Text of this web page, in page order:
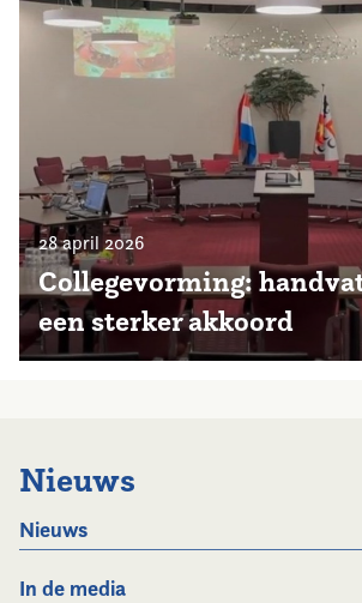
28 april 2026
Collegevorming:
een sterker akkoord
Nieuws
Nieuws
In de media